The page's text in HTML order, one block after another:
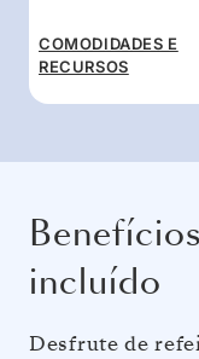
COMODIDADES E
RECURSOS
incluído
Desfrute de